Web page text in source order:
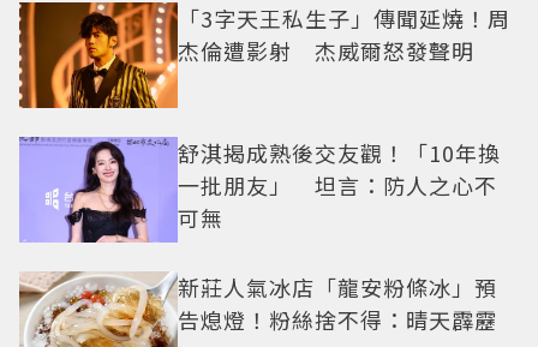
「3字天王私生子」傳聞延燒！周
杰倫遭影射 杰威爾怒發聲明
舒淇揭成熟後交友觀！「10年換
一批朋友」 坦言：防人之心不
可無
新莊人氣冰店「龍安粉條冰」預
告熄燈！粉絲捨不得：晴天霹靂